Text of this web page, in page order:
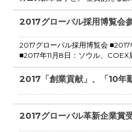
2017グローバル採用博覧会
2017グローバル採用博覧会
■2017年11月8日：ソウル、COEX
2017「創業貢献」、「10年
2017グローバル革新企業賞